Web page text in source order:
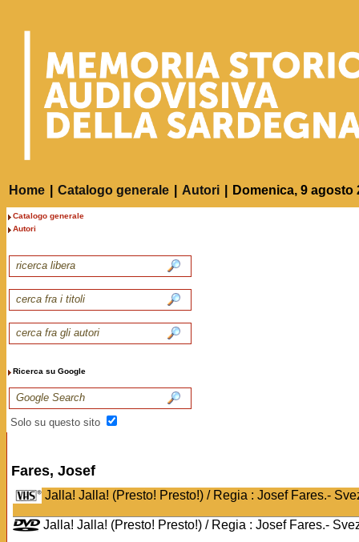
Home Catalogo generale Autori Domenica, 9 agosto
Catalogo generale
Autori
Ricerca su Google
Solo su questo sito
Fares, Josef
Jalla! Jalla! (Presto! Presto!) / Regia : Josef Fares.-
Jalla! Jalla! (Presto! Presto!) / Regia : Josef Fares.-